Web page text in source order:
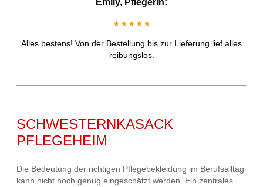
Emily, Pflegerin:
★★★★★
Alles bestens! Von der Bestellung bis zur Lieferung lief alles
reibungslos.
SCHWESTERNKASACK
PFLEGEHEIM
Die Bedeutung der richtigen Pflegebekleidung im Berufsalltag
kann nicht hoch genug eingeschätzt werden. Ein zentrales